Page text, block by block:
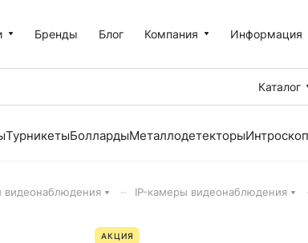
Бренды Блог Компания Информация
Каталог
ТурникетыБоллардыМеталлодетекторы
видеонаблюдения IP-камеры видеонаблюдения
АКЦИЯ